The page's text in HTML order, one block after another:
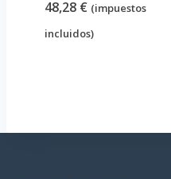
48,28 € (impuestos
incluidos)